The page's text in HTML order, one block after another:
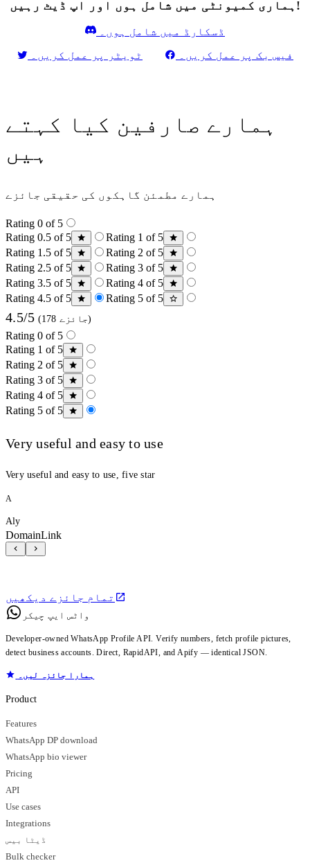
ہماری کمیونٹی میں شامل ہوں اور اپ ڈیٹ رہیں!
ڈسکارڈ میں شامل ہوں۔
ٹویٹر پر عمل کریں۔
فیس بک پر عمل کریں۔
ہمارے صارفین کیا کہتے
ہیں
ہمارے مطمئن گاہکوں کی حقیقی جائزے
Rating 0 of 5
Rating 0.5 of 5
Rating 1 of 5
Rating 1.5 of 5
Rating 2 of 5
Rating 2.5 of 5
Rating 3 of 5
Rating 3.5 of 5
Rating 4 of 5
Rating 4.5 of 5
Rating 5 of 5
4.5/5 (178 جائزے)
Rating 0 of 5
Rating 1 of 5
Rating 2 of 5
Rating 3 of 5
Rating 4 of 5
Rating 5 of 5
Very useful and easy to use
Very useful and easy to use, five star
A
Aly
DomainLink
تمام جائزے دیکھیں
واٹس ایپ چیکر
Developer-owned WhatsApp Profile API. Verify numbers, fetch profile pictures,
detect business accounts. Direct, RapidAPI, and Apify — identical JSON.
ہمارا جائزہ لیں۔
Product
Features
WhatsApp DP download
WhatsApp bio viewer
Pricing
API
Use cases
Integrations
ڈیٹا بیس
Bulk checker